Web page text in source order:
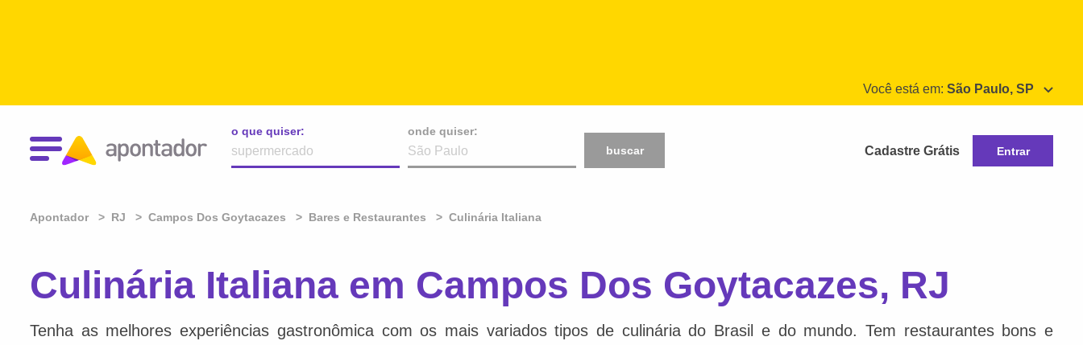
Você está em: São Paulo, SP
o que quiser:
onde quiser:
buscar
Cadastre Grátis Entrar
Apontador RJ Campos Dos Goytacazes Bares e Restaurantes Culinária Italiana
Culinária Italiana em Campos Dos Goytacazes, RJ
Tenha as melhores experiências gastronômica com os mais variados tipos de culinária do Brasil e do mundo. Tem restaurantes bons e